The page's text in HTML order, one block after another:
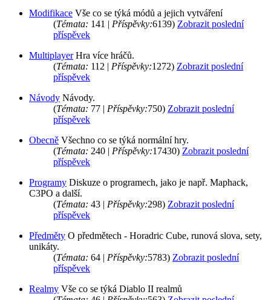
Modifikace Vše co se týká módů a jejich vytváření
(Témata: 141 | Příspěvky:6139) Zobrazit poslední
příspěvek
Multiplayer Hra více hráčů.
(Témata: 112 | Příspěvky:1272) Zobrazit poslední
příspěvek
Návody Návody.
(Témata: 77 | Příspěvky:750) Zobrazit poslední
příspěvek
Obecně Všechno co se týká normální hry.
(Témata: 240 | Příspěvky:17430) Zobrazit poslední
příspěvek
Programy Diskuze o programech, jako je např. Maphack,
C3PO a další.
(Témata: 43 | Příspěvky:298) Zobrazit poslední
příspěvek
Předměty O předmětech - Horadric Cube, runová slova, sety,
unikáty.
(Témata: 64 | Příspěvky:5783) Zobrazit poslední
příspěvek
Realmy Vše co se týká Diablo II realmů